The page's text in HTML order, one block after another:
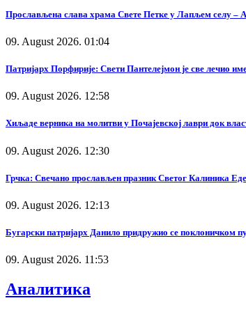
Прослављена слава храма Свете Петке у Лапљем селу –
09. August 2026. 01:04
Патријарх Порфирије: Свети Пантелејмон је све лечио
09. August 2026. 12:58
Хиљаде верника на молитви у Почајевској лаври док
09. August 2026. 12:30
Грчка: Свечано прослављен празник Светог Калиника
09. August 2026. 12:13
Бугарски патријарх Данило придружио се поклоничком
09. August 2026. 11:53
Аналитика